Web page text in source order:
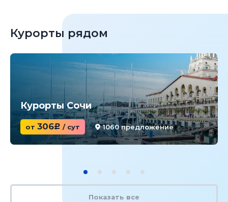
Курорты рядом
Курорты Сочи
от 306c / сут 1060 предложение
Показать все